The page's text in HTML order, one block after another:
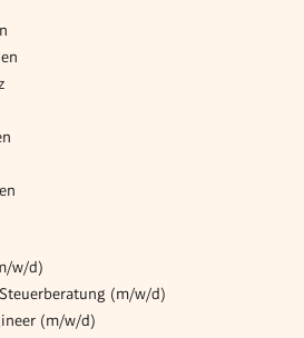
w/d)
(m/w/d)
(m/w/d)